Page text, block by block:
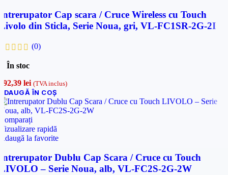
Cap scara / Cruce Wireless cu Touch
din Sticla, Serie Noua, gri, VL-FC1SR-2G-2I
(0)
În stoc
lei (TVA inclus)
ÎN COȘ
rapidă
la favorite
Dublu Cap Scara / Cruce cu Touch
– Serie Noua, alb, VL-FC2S-2G-2W